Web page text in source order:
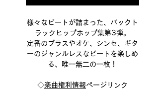
様々なビートが詰まった、バックト
ラックヒップホップ集第3弾。
定番のブラスやオケ、シンセ、ギタ
ーのジャンルレスなビートを楽しめ
る、唯一無二の一枚！
◇楽曲権利情報ページリンク